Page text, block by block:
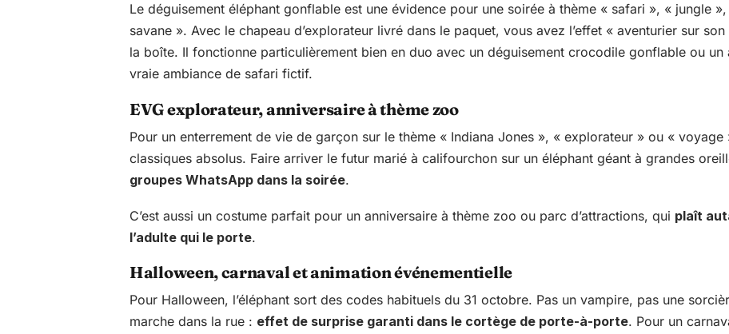
Le déguisement éléphant gonflable est une évidence pour une soirée à thème « safari », « jungle
savane ». Avec le chapeau d’explorateur livré dans le paquet, vous avez l’effet « aventurier sur
la boîte. Il fonctionne particulièrement bien en duo avec un déguisement crocodile gonflable ou
vraie ambiance de safari fictif.
EVG explorateur, anniversaire à thème zoo
Pour un enterrement de vie de garçon sur le thème « Indiana Jones », « explorateur » ou « voyage
classiques absolus. Faire arriver le futur marié à califourchon sur un éléphant géant à grandes
groupes WhatsApp dans la soirée.
C’est aussi un costume parfait pour un anniversaire à thème zoo ou parc d’attractions, qui plaît
l’adulte qui le porte.
Halloween, carnaval et animation événementielle
Pour Halloween, l’éléphant sort des codes habituels du 31 octobre. Pas un vampire, pas une
marche dans la rue : effet de surprise garanti dans le cortège de porte-à-porte. Pour un